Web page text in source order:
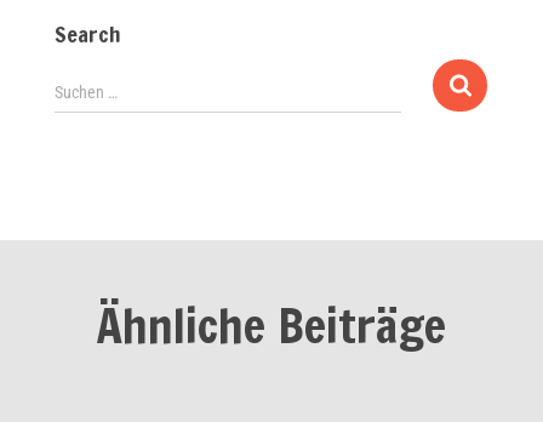
Search
Suchen …
Ähnliche Beiträge